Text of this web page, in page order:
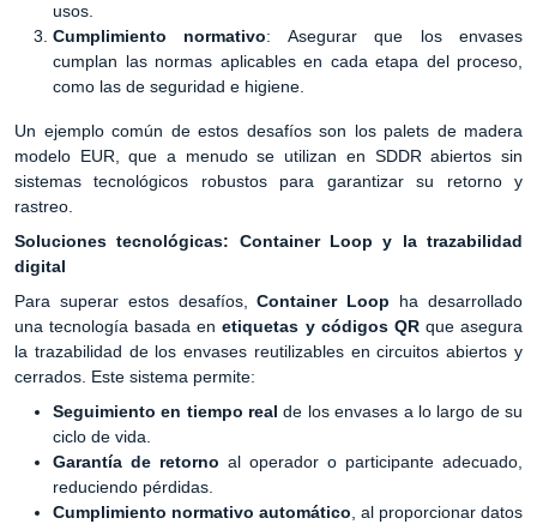
usos.
Cumplimiento normativo: Asegurar que los envases
cumplan las normas aplicables en cada etapa del proceso,
como las de seguridad e higiene.
Un ejemplo común de estos desafíos son los palets de madera
modelo EUR, que a menudo se utilizan en SDDR abiertos sin
sistemas tecnológicos robustos para garantizar su retorno y
rastreo.
Soluciones tecnológicas: Container Loop y la trazabilidad
digital
Para superar estos desafíos,Container Loop ha desarrollado
una tecnología basada enetiquetas y códigos QRque asegura
la trazabilidad de los envases reutilizables en circuitos abiertos y
cerrados. Este sistema permite:
Seguimiento en tiempo real de los envases a lo largo de su
ciclo de vida.
Garantía de retorno al operador o participante adecuado,
reduciendo pérdidas.
Cumplimiento normativo automático , al proporcionar datos